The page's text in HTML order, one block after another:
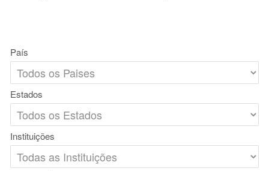
País
Estados
Instituições